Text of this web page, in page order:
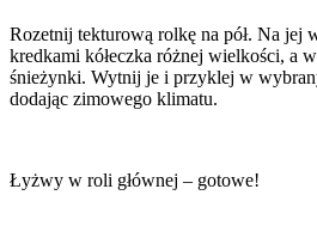
Rozetnij tekturową rolkę na pół. Na jej
kredkami kółeczka różnej wielkości, a
śnieżynki. Wytnij je i przyklej w
dodając zimowego klimatu.
Łyżwy w roli głównej – gotowe!